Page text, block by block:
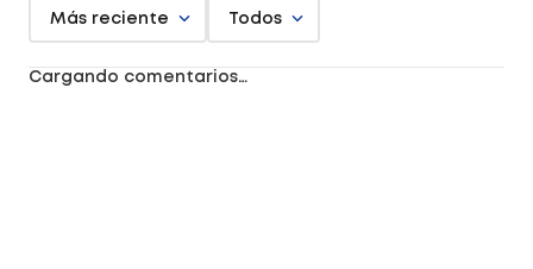
Más reciente Todos
Cargando comentarios…